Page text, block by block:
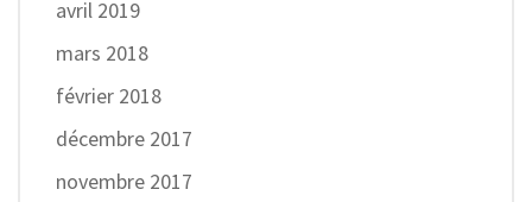
avril 2019
mars 2018
février 2018
décembre 2017
novembre 2017